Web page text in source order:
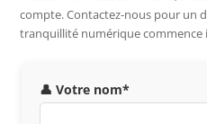
compte. Contactez-nous pour un
tranquillité numérique commence
👤 Votre nom*